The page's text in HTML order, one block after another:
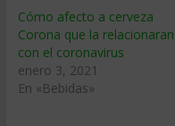
Cómo afecto a cerveza
Corona que la relacionaran
con el coronavirus
enero 3, 2021
En «Bebidas»